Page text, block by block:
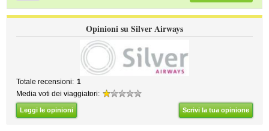
Opinioni su Silver Airways
Totale recensioni: 1
Media voti dei viaggiatori:
Leggi le opinioni Scrivi la tua opinione